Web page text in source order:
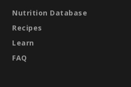
Nutrition Database
Recipes
Learn
FAQ